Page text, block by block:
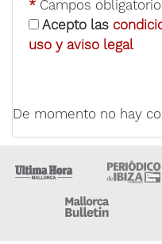
* Campos
Acepto las
uso y aviso legal
De momento no hay
Ultima Hora